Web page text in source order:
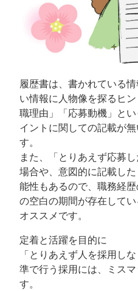
履歴書は、書かれている
い情報に人物像を探るヒ
職理由」「応募動機」と
イントに関しての記載が
す。
また、「とりあえず応募
場合や、意図的に記載し
能性もあるので、職務経
の空白の期間が存在して
オススメです。
定着と活躍を目的に
「とりあえず人を採用し
準で行う採用には、ミス
す。